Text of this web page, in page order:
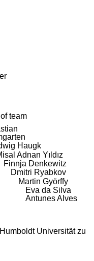
team
Haugk
Adnan Yıldız
Finnja Denkewitz
Dmitri Ryabkov
Martin Györffy
Eva da Silva
Antunes Alves
Universität zu